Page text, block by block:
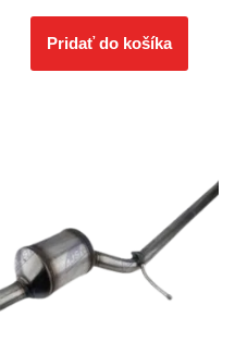
Pridať do košíka